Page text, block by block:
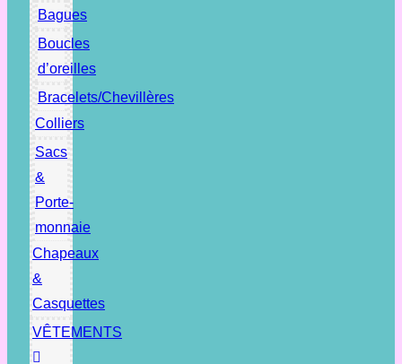
Bagues
Boucles
d’oreilles
Bracelets/Chevillères
Colliers
Sacs
&
Porte-
monnaie
Chapeaux
&
Casquettes
VÊTEMENTS